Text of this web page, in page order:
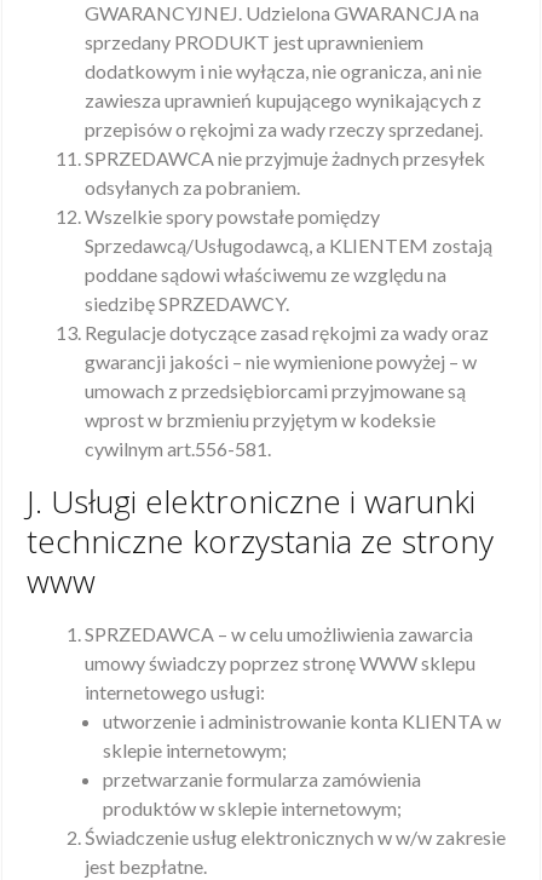
GWARANCYJNEJ. Udzielona GWARANCJA na
sprzedany PRODUKT jest uprawnieniem
dodatkowym i nie wyłącza, nie ogranicza, ani nie
zawiesza uprawnień kupującego wynikających z
przepisów o rękojmi za wady rzeczy sprzedanej.
SPRZEDAWCA nie przyjmuje żadnych przesyłek
odsyłanych za pobraniem.
Wszelkie spory powstałe pomiędzy
Sprzedawcą/Usługodawcą, a KLIENTEM zostają
poddane sądowi właściwemu ze względu na
siedzibę SPRZEDAWCY.
Regulacje dotyczące zasad rękojmi za wady oraz
gwarancji jakości – nie wymienione powyżej – w
umowach z przedsiębiorcami przyjmowane są
wprost w brzmieniu przyjętym w kodeksie
cywilnym art.556-581.
J. Usługi elektroniczne i warunki
techniczne korzystania ze strony
www
SPRZEDAWCA – w celu umożliwienia zawarcia
umowy świadczy poprzez stronę WWW sklepu
internetowego usługi:
utworzenie i administrowanie konta KLIENTA w
sklepie internetowym;
przetwarzanie formularza zamówienia
produktów w sklepie internetowym;
Świadczenie usług elektronicznych w w/w zakresie
jest bezpłatne.